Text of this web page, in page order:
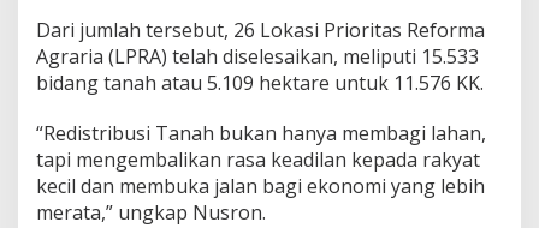
Dari jumlah tersebut, 26 Lokasi Prioritas Reforma
Agraria (LPRA) telah diselesaikan, meliputi 15.533
bidang tanah atau 5.109 hektare untuk 11.576 KK.
“Redistribusi Tanah bukan hanya membagi lahan,
tapi mengembalikan rasa keadilan kepada rakyat
kecil dan membuka jalan bagi ekonomi yang lebih
merata,” ungkap Nusron.